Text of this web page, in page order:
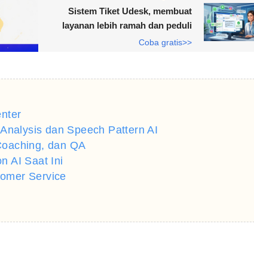
Sistem Tiket Udesk, membuat
layanan lebih ramah dan peduli
Coba gratis>>
dan Speech Pattern AI
dan QA
AI Saat Ini
Service